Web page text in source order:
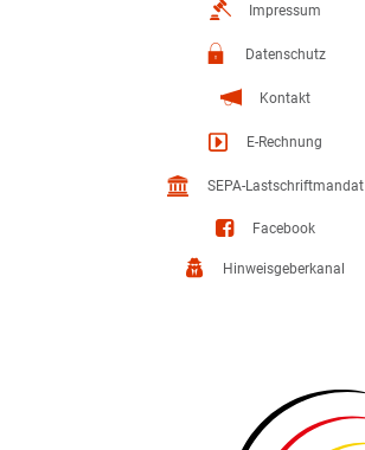
Impressum
Datenschutz
Kontakt
E-Rechnung
SEPA-Lastschriftmandat
Facebook
Hinweisgeberkanal